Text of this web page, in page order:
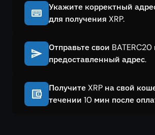
Укажите корректный
для получения XRP.
Отправьте свои
предоставленный адрес.
Получите XRP на свой
течении 10 мин после